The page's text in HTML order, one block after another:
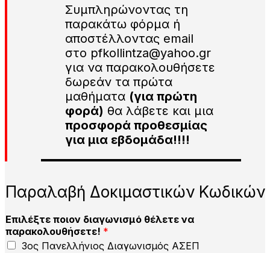
Συμπληρώνοντας τη
παρακάτω φόρμα ή
αποστέλλοντας email
στο pfkollintza@yahoo.gr
για να παρακολουθήσετε
δωρεάν τα πρώτα
μαθήματα (για πρώτη
φορά) θα λάβετε και μια
προσφορά προθεσμίας
για μια εβδομάδα!!!!
Παραλαβή Δοκιμαστικών Κωδικών
Επιλέξτε ποιον διαγωνισμό θέλετε να
παρακολουθήσετε! *
3ος Πανελλήνιος Διαγωνισμός ΑΣΕΠ